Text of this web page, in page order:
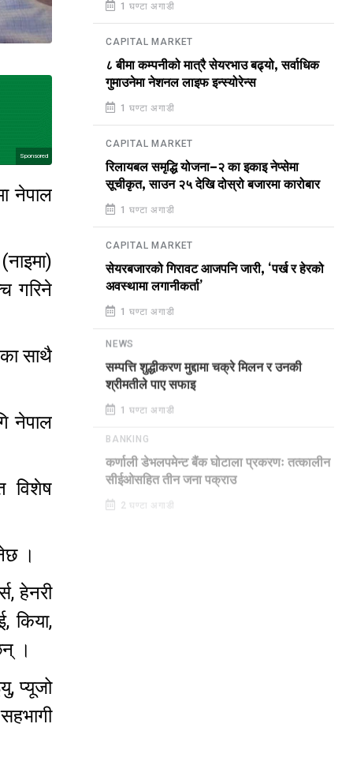
Sponsored
नेपाल
गरिने
साथै
नेपाल
विशेष
।
हेनरी
किया,
।
प्यूजो
1 घण्टा अगाडी
CAPITAL MARKET
८ बीमा कम्पनीको मात्रै सेयरभाउ बढ्यो, सर्वाधिक
गुमाउनेमा नेशनल लाइफ इन्स्योरेन्स
1 घण्टा अगाडी
CAPITAL MARKET
रिलायबल समृद्धि योजना–२ का इकाइ नेप्सेमा
सूचीकृत, साउन २५ देखि दोस्रो बजारमा कारोबार
1 घण्टा अगाडी
CAPITAL MARKET
सेयरबजारको गिरावट आजपनि जारी, ‘पर्ख र हेरको
अवस्थामा लगानीकर्ता’
1 घण्टा अगाडी
NEWS
सम्पत्ति शुद्धीकरण मुद्दामा चक्रे मिलन र उनकी
श्रीमतीले पाए सफाइ
1 घण्टा अगाडी
कर्णाली डेभलपमेन्ट बैंक घोटाला प्रकरणः तत्कालीन
सीईओसहित तीन जना पक्राउ